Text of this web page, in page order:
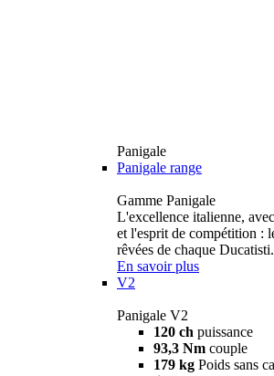
Panigale
Panigale range
Gamme Panigale
L'excellence italienne,
et l'esprit de compétition :
rêvées de chaque Ducatisti.
En savoir plus
V2
Panigale V2
120 ch puissance
93,3 Nm couple
179 kg Poids sans